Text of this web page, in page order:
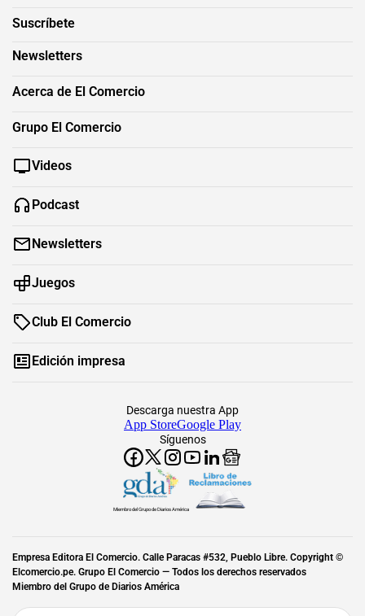
Suscríbete
Newsletters
Acerca de El Comercio
Grupo El Comercio
Videos
Podcast
Newsletters
Juegos
Club El Comercio
Edición impresa
Síguenos
Descarga nuestra App
App StoreGoogle Play
Miembro del Grupo de Diarios América
Empresa Editora El Comercio. Calle Paracas #532, Pueblo Libre. Copyright ©
Elcomercio.pe. Grupo El Comercio — Todos los derechos reservados
Miembro del Grupo de Diarios América